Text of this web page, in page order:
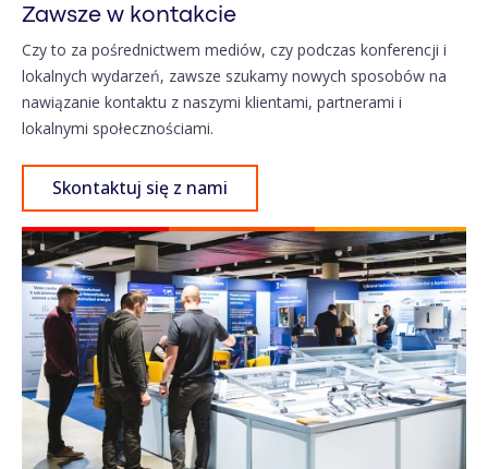
Zawsze w kontakcie
Czy to za pośrednictwem mediów, czy podczas konferencji i
lokalnych wydarzeń, zawsze szukamy nowych sposobów na
nawiązanie kontaktu z naszymi klientami, partnerami i
lokalnymi społecznościami.
Skontaktuj się z nami